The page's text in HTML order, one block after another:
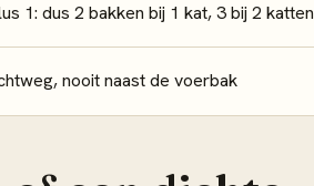
1: dus 2 bakken bij 1 kat, 3 bij 2 katten
nooit naast de voerbak